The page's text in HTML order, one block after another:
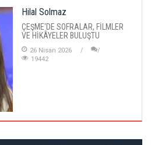
Hilal Solmaz
ÇEŞME'DE SOFRALAR, FİLMLER
VE HİKÂYELER BULUŞTU
26 Nisan 2026
19442